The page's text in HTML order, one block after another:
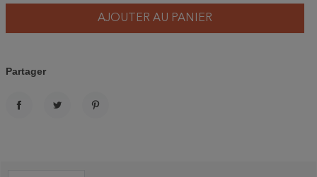
AJOUTER AU PANIER
Partager